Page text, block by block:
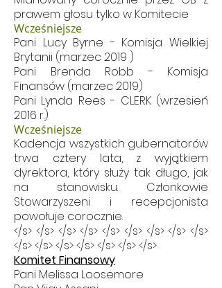
prawem głosu tylko w Komitecie
Wcześniejsze
Pani Lucy Byrne - Komisja Wielkiej
Brytanii (marzec 2019 )
Pani Brenda Robb - Komisja
Finansów (marzec 2019)
Pani Lynda Rees - CLERK (wrzesień
2016 r.)
Wcześniejsze
Kadencja wszystkich gubernatorów
trwa cztery lata, z wyjątkiem
dyrektora, który służy tak długo, jak
na stanowisku.
Członkowie
Stowarzyszeni i recepcjonista
powołuje corocznie.
</s> </s> </s> </s> </s> </s> </s> </s> </s>
</s> </s> </s> </s> </s> </s> </s>
Komitet Finansowy
Pani Melissa Loosemore